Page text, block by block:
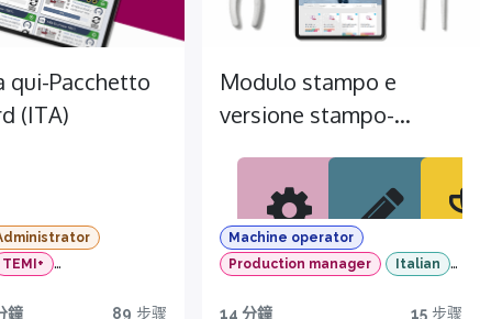
qui-Pacchetto
(ITA)
Cert
TEMI+
鐘 89 步骤
Modulo stampo e
versione stampo-
advanced (ITA)
Machine operator
Production manager
Italian
14 分鐘 15步骤